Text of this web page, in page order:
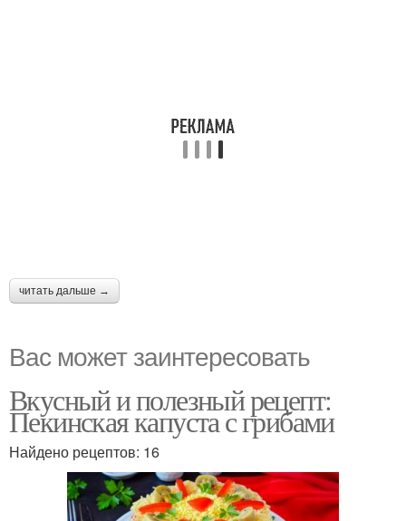
читать дальше →
Вас может заинтересовать
Вкусный и полезный рецепт:
Пекинская капуста с грибами
Найдено рецептов: 16